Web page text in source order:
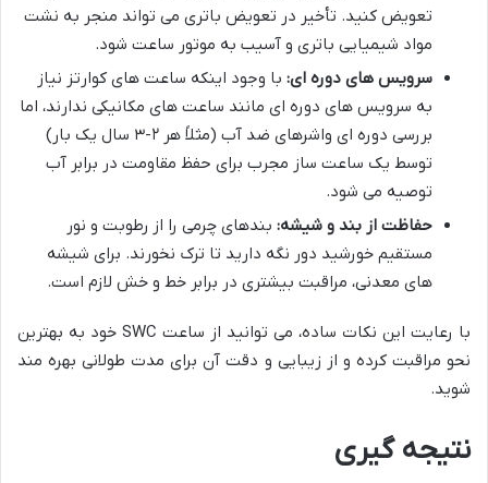
تعویض کنید. تأخیر در تعویض باتری می تواند منجر به نشت
مواد شیمیایی باتری و آسیب به موتور ساعت شود.
سرویس های دوره ای: با وجود اینکه ساعت های کوارتز نیاز
به سرویس های دوره ای مانند ساعت های مکانیکی ندارند، اما
بررسی دوره ای واشرهای ضد آب (مثلاً هر ۲-۳ سال یک بار)
توسط یک ساعت ساز مجرب برای حفظ مقاومت در برابر آب
توصیه می شود.
حفاظت از بند و شیشه: بندهای چرمی را از رطوبت و نور
مستقیم خورشید دور نگه دارید تا ترک نخورند. برای شیشه
های معدنی، مراقبت بیشتری در برابر خط و خش لازم است.
با رعایت این نکات ساده، می توانید از ساعت SWC خود به بهترین
نحو مراقبت کرده و از زیبایی و دقت آن برای مدت طولانی بهره مند
شوید.
نتیجه گیری